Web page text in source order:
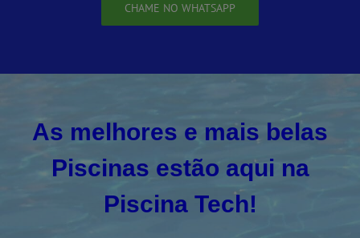
CHAME NO WHATSAPP
As melhores e mais belas
Piscinas estão aqui na
Piscina Tech!